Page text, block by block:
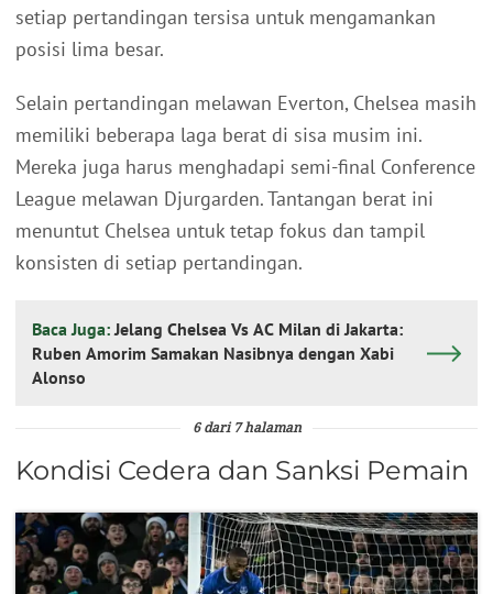
setiap pertandingan tersisa untuk mengamankan
posisi lima besar.
Selain pertandingan melawan Everton, Chelsea masih
memiliki beberapa laga berat di sisa musim ini.
Mereka juga harus menghadapi semi-final Conference
League melawan Djurgarden. Tantangan berat ini
menuntut Chelsea untuk tetap fokus dan tampil
konsisten di setiap pertandingan.
Baca Juga:Jelang Chelsea Vs AC Milan di Jakarta:
Ruben Amorim Samakan Nasibnya dengan Xabi
Alonso
6 dari 7 halaman
Kondisi Cedera dan Sanksi Pemain